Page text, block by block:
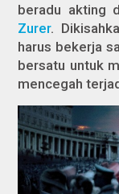
beradu akting
Zurer.
harus bekerja
bersatu untuk
mencegah